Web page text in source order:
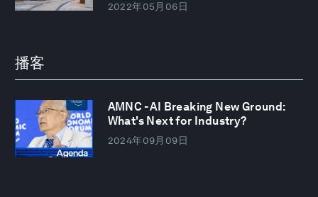
2022年05月06日
播客
AMNC - AI Breaking New Ground:
What's Next for Industry?
2024年09月09日